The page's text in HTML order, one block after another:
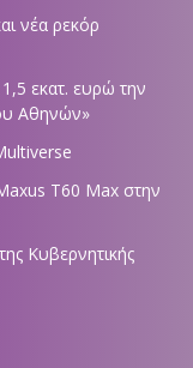
νέα ρεκόρ
εκατ. ευρώ την
Αθηνών»
T60 Max στην
Κυβερνητικής